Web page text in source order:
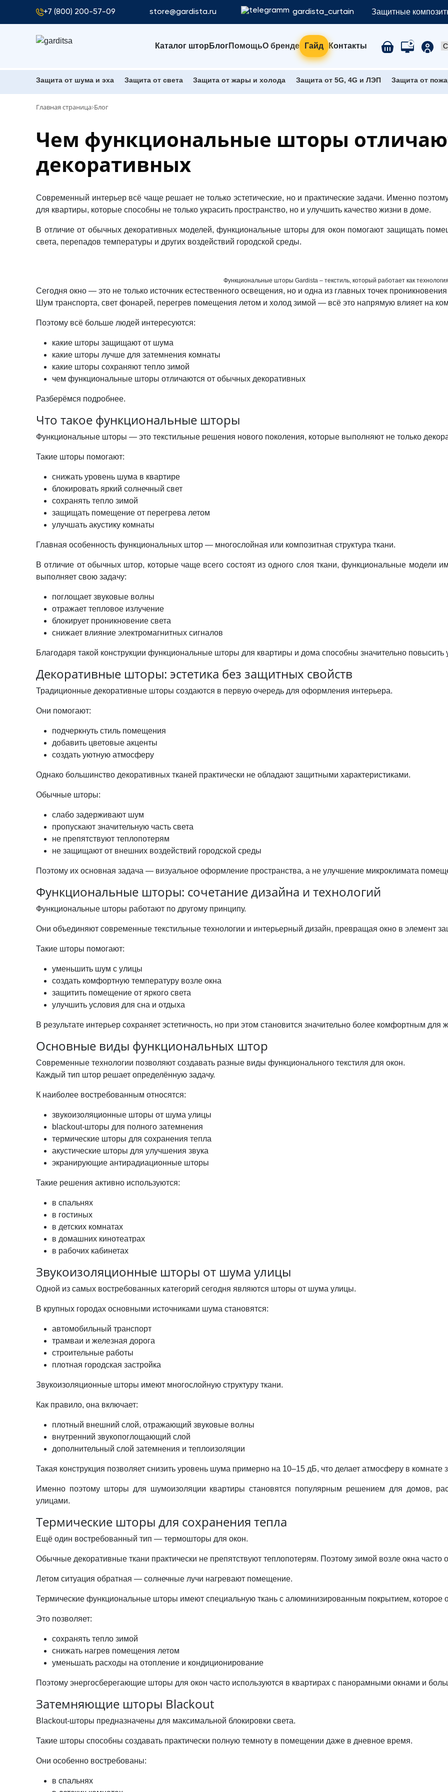
+7 (800) 200-57-09 store@gardista.ru gardista_curtain Защитные
Каталог штор БлогПомощьО бренде Гайд Контакты
Защита от шума и эха Защита от света Защита от жары и холода Защита от 5G, 4G и ЛЭП Защита от
Главная страница Блог
Чем функциональные шторы
декоративных
Современный интерьер всё чаще решает не только эстетические, но и практические задачи. Именно
для квартиры, которые способны не только украсить пространство, но и улучшить качество жизни в доме.
В отличие от обычных декоративных моделей, функциональные шторы для окон помогают защищать
света, перепадов температуры и других воздействий городской среды.
Функциональные шторы Gardista – текстиль, который работает как технология
Сегодня окно — это не только источник естественного освещения, но и одна из главных точек
Шум транспорта, свет фонарей, перегрев помещения летом и холод зимой — всё это напрямую влияет на
Поэтому всё больше людей интересуются:
какие шторы защищают от шума
какие шторы лучше для затемнения комнаты
какие шторы сохраняют тепло зимой
чем функциональные шторы отличаются от обычных декоративных
Разберёмся подробнее.
Что такое функциональные шторы
Функциональные шторы — это текстильные решения нового поколения, которые выполняют не только
Такие шторы помогают:
снижать уровень шума в квартире
блокировать яркий солнечный свет
сохранять тепло зимой
защищать помещение от перегрева летом
улучшать акустику комнаты
Главная особенность функциональных штор — многослойная или композитная структура ткани.
В отличие от обычных штор, которые чаще всего состоят из одного слоя ткани, функциональные модели
выполняет свою задачу:
поглощает звуковые волны
отражает тепловое излучение
блокирует проникновение света
снижает влияние электромагнитных сигналов
Благодаря такой конструкции функциональные шторы для квартиры и дома способны значительно
Декоративные шторы: эстетика без защитных свойств
Традиционные декоративные шторы создаются в первую очередь для оформления интерьера.
Они помогают:
подчеркнуть стиль помещения
добавить цветовые акценты
создать уютную атмосферу
Однако большинство декоративных тканей практически не обладают защитными характеристиками.
Обычные шторы:
слабо задерживают шум
пропускают значительную часть света
не препятствуют теплопотерям
не защищают от внешних воздействий городской среды
Поэтому их основная задача — визуальное оформление пространства, а не улучшение микроклимата
Функциональные шторы: сочетание дизайна и технологий
Функциональные шторы работают по другому принципу.
Они объединяют современные текстильные технологии и интерьерный дизайн, превращая окно в элемент
Такие шторы помогают:
уменьшить шум с улицы
создать комфортную температуру возле окна
защитить помещение от яркого света
улучшить условия для сна и отдыха
В результате интерьер сохраняет эстетичность, но при этом становится значительно более комфортным для
Основные виды функциональных штор
Современные технологии позволяют создавать разные виды функционального текстиля для окон.
Каждый тип штор решает определённую задачу.
К наиболее востребованным относятся:
звукоизоляционные шторы от шума улицы
blackout-шторы для полного затемнения
термические шторы для сохранения тепла
акустические шторы для улучшения звука
экранирующие антирадиационные шторы
Такие решения активно используются:
в спальнях
в гостиных
в детских комнатах
в домашних кинотеатрах
в рабочих кабинетах
Звукоизоляционные шторы от шума улицы
Одной из самых востребованных категорий сегодня являются шторы от шума улицы.
В крупных городах основными источниками шума становятся:
автомобильный транспорт
трамваи и железная дорога
строительные работы
плотная городская застройка
Звукоизоляционные шторы имеют многослойную структуру ткани.
Как правило, она включает:
плотный внешний слой, отражающий звуковые волны
внутренний звукопоглощающий слой
дополнительный слой затемнения и теплоизоляции
Такая конструкция позволяет снизить уровень шума примерно на 10–15 дБ, что делает атмосферу в комнате
Именно поэтому шторы для шумоизоляции квартиры становятся популярным решением для домов,
улицами.
Термические шторы для сохранения тепла
Ещё один востребованный тип — термошторы для окон.
Обычные декоративные ткани практически не препятствуют теплопотерям. Поэтому зимой возле окна
Летом ситуация обратная — солнечные лучи нагревают помещение.
Термические функциональные шторы имеют специальную ткань с алюминизированным покрытием, которое
Это позволяет:
сохранять тепло зимой
снижать нагрев помещения летом
уменьшать расходы на отопление и кондиционирование
Поэтому энергосберегающие шторы для окон часто используются в квартирах с панорамными окнами и
Затемняющие шторы Blackout
Blackout-шторы предназначены для максимальной блокировки света.
Такие шторы способны создавать практически полную темноту в помещении даже в дневное время.
Они особенно востребованы:
в спальнях